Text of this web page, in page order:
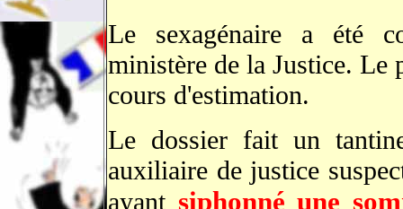
Le sexagénaire a été
ministère de la Justice. Le
cours d'estimation.
Le dossier fait un
auxiliaire de justice
ayant siphonné une